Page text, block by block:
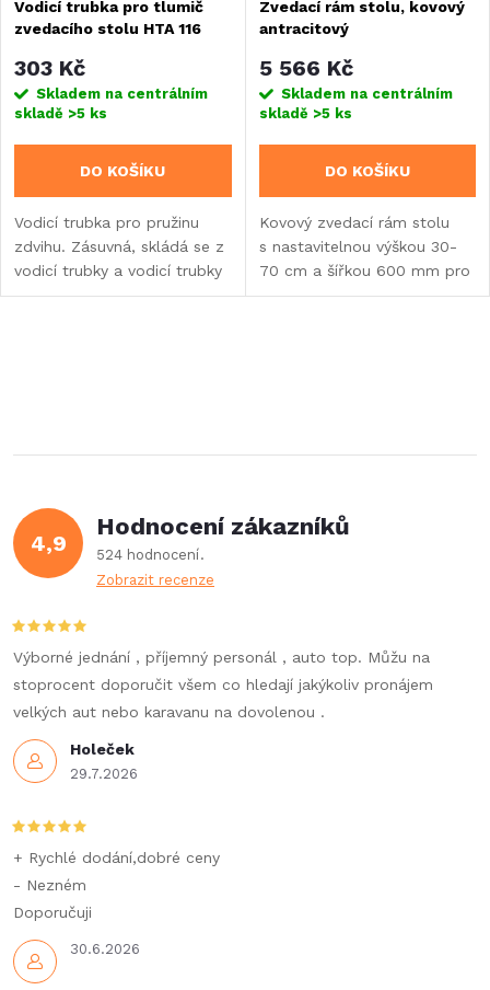
Vodicí trubka pro tlumič
zvedacího stolu HTA 116
303 Kč
Skladem na centrálním
skladě >5 ks
DO KOŠÍKU
Vodicí trubka pro pružinu
zdvihu. Zásuvná, skládá se z
vodicí trubky a vodicí trubky
pružiny pro automatický
Zvedací rám stolu, kovový
antracitový
5 566 Kč
Skladem na centrálním
skladě >5 ks
DO KOŠÍKU
Kovový zvedací rám stolu
s nastavitelnou výškou 30-
70 cm a šířkou 600 mm pro
karavany a motorhomy.
l
d
a
c
í
p
r
k
y
v
ý
4,9
Hodnocení zákazníků
524 hodnocení
Zobrazit recenze
Holeček
29.7.2026
Výborné jednání , příjemný personál , auto top. Můžu na
stoprocent doporučit všem co hledají jakýkoliv pronájem
velkých aut nebo karavanu na dovolenou .
30.6.2026
+ Rychlé dodání,dobré ceny
- Nezném
Doporučuji